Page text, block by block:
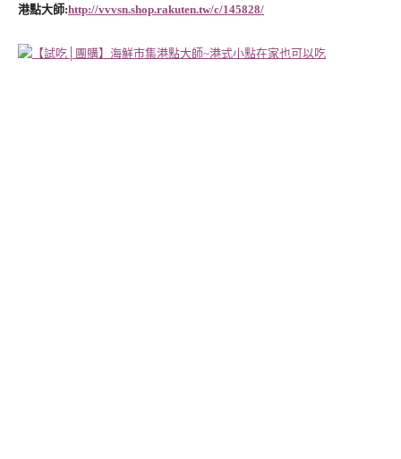
港點大師:http://vvvsn.shop.rakuten.tw/c/145828/